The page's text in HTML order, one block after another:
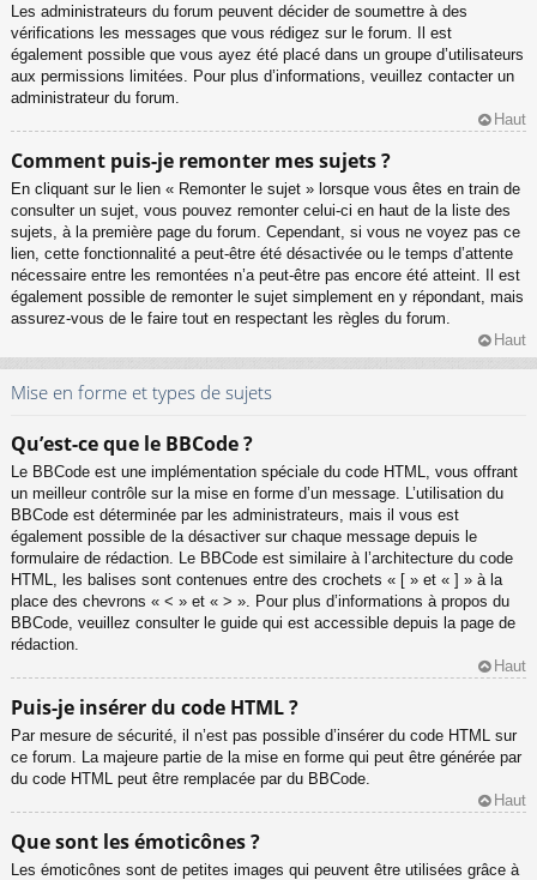
Les administrateurs du forum peuvent décider de soumettre à des
vérifications les messages que vous rédigez sur le forum. Il est
également possible que vous ayez été placé dans un groupe d’utilisateurs
aux permissions limitées. Pour plus d’informations, veuillez contacter un
administrateur du forum.
Haut
Comment puis-je remonter mes sujets ?
En cliquant sur le lien « Remonter le sujet » lorsque vous êtes en train de
consulter un sujet, vous pouvez remonter celui-ci en haut de la liste des
sujets, à la première page du forum. Cependant, si vous ne voyez pas ce
lien, cette fonctionnalité a peut-être été désactivée ou le temps d’attente
nécessaire entre les remontées n’a peut-être pas encore été atteint. Il est
également possible de remonter le sujet simplement en y répondant, mais
assurez-vous de le faire tout en respectant les règles du forum.
Haut
Mise en forme et types de sujets
Qu’est-ce que le BBCode ?
Le BBCode est une implémentation spéciale du code HTML, vous offrant
un meilleur contrôle sur la mise en forme d’un message. L’utilisation du
BBCode est déterminée par les administrateurs, mais il vous est
également possible de la désactiver sur chaque message depuis le
formulaire de rédaction. Le BBCode est similaire à l’architecture du code
HTML, les balises sont contenues entre des crochets « [ » et « ] » à la
place des chevrons « < » et « > ». Pour plus d’informations à propos du
BBCode, veuillez consulter le guide qui est accessible depuis la page de
rédaction.
Haut
Puis-je insérer du code HTML ?
Par mesure de sécurité, il n’est pas possible d’insérer du code HTML sur
ce forum. La majeure partie de la mise en forme qui peut être générée par
du code HTML peut être remplacée par du BBCode.
Haut
Que sont les émoticônes ?
Les émoticônes sont de petites images qui peuvent être utilisées grâce à